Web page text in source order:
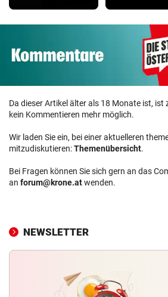
Da dieser Artikel älter als 18 Monate ist, ist
kein Kommentieren mehr möglich.
Wir laden Sie ein, bei einer aktuelleren
mitzudiskutieren:Themenübersicht.
Bei Fragen können Sie sich gern an das
an forum@krone.atwenden.
NEWSLETTER